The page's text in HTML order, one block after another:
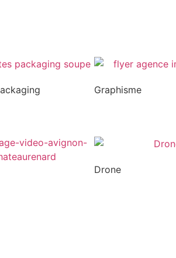
Graphisme
Drone